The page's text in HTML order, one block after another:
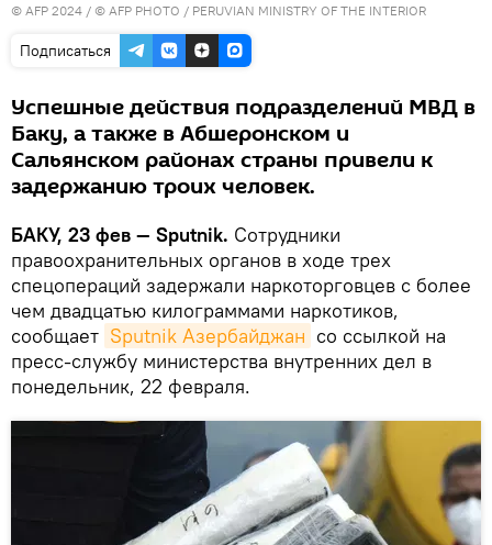
© AFP 2024 / © AFP PHOTO / PERUVIAN MINISTRY OF THE INTERIOR
Подписаться
Успешные действия подразделений МВД в
Баку, а также в Абшеронском и
Сальянском районах страны привели к
задержанию троих человек.
БАКУ, 23 фев — Sputnik. Сотрудники
правоохранительных органов в ходе трех
спецопераций задержали наркоторговцев с более
чем двадцатью килограммами наркотиков,
сообщает Sputnik Азербайджан со ссылкой на
пресс-службу министерства внутренних дел в
понедельник, 22 февраля.